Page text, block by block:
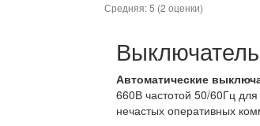
Средняя:5 (2 оценки)
Автоматические
660В частотой 50/60Гц
нечастых оперативных